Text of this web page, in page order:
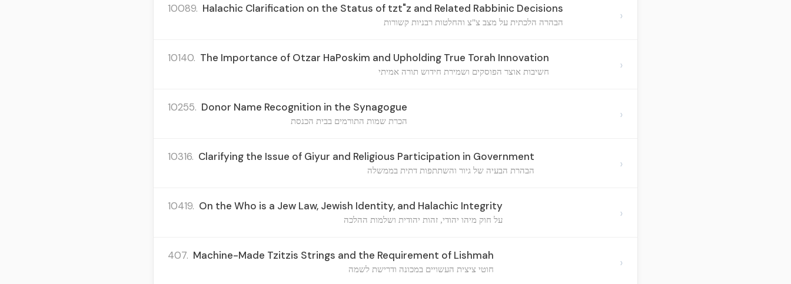
10089. Halachic Clarification on the Status of tzt"z and Related Rabbinic Decisions
הבהרה הלכתית על מצב צ"צ והחלטות רבניות קשורות ›
10140. The Importance of Otzar HaPoskim and Upholding True Torah Innovation
חשיבות אוצר הפוסקים ושמירת חידוש תורה אמיתי ›
10255. Donor Name Recognition in the Synagogue
הכרת שמות התורמים בבית הכנסת ›
10316. Clarifying the Issue of Giyur and Religious Participation in Government
הבהרת הבעיה של גיור והשתתפות דתית בממשלה ›
10419. On the Who is a Jew Law, Jewish Identity, and Halachic Integrity
על חוק מיהו יהודי, זהות יהודית ושלמות ההלכה ›
407. Machine-Made Tzitzis Strings and the Requirement of Lishmah
חוטי ציצית העשויים במכונה ודרישת לשמה ›